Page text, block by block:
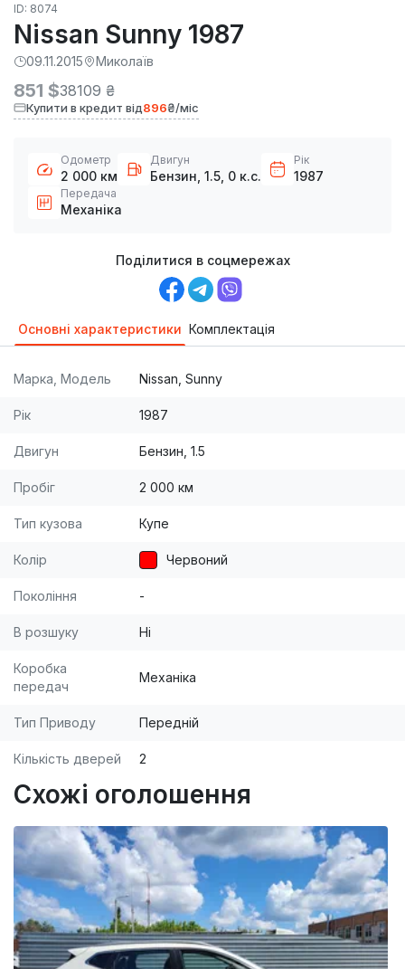
ID: 8074
Nissan Sunny 1987
09.11.2015 Миколаїв
851 $38109 ₴
Купити в кредит від896₴/міс
Одометр
2 000 км
Двигун
Бензин, 1.5, 0 к.с.
Рік
1987
Передача
Механіка
Поділитися в соцмережах
Основні характеристики Комплектація
Марка, Модель Nissan, Sunny
Рік 1987
Двигун Бензин, 1.5
Пробіг 2 000 км
Тип кузова Купе
Колір Червоний
Покоління -
В розшуку Ні
Коробка
передач
Механіка
Тип Приводу Передній
Кількість дверей 2
Схожі оголошення